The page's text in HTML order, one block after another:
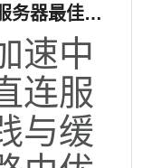
务器最佳实
速中
连服
与缓